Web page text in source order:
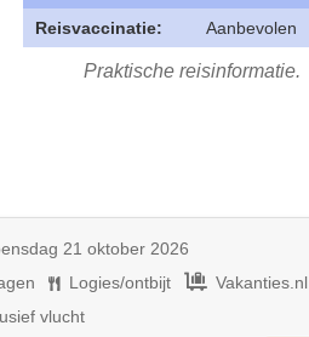
Reisvaccinatie:
Aanbevolen
Praktische reisinformatie.
21 oktober 2026
Logies/ontbijt
Vakanties.nl
vlucht